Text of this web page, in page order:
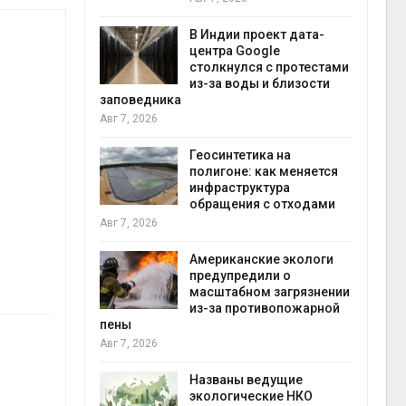
Волги и
пожаров
В Индии проект дата-
центра Google
столкнулся с протестами
из-за воды и близости
заповедника
Авг 7, 2026
Геосинтетика на
полигоне: как меняется
инфраструктура
обращения с отходами
Авг 7, 2026
Американские экологи
предупредили о
масштабном загрязнении
из-за противопожарной
пены
Авг 7, 2026
Названы ведущие
экологические НКО